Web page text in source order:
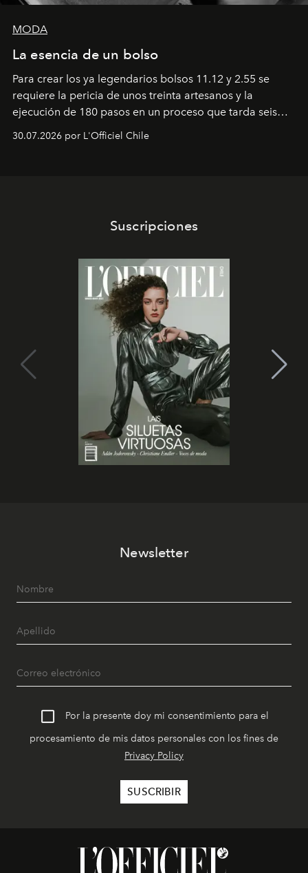
MODA
La esencia de un bolso
Para crear los ya legendarios bolsos 11.12 y 2.55 se
requiere la pericia de unos treinta artesanos y la
ejecución de 180 pasos en un proceso que tarda seis
semanas. Los expertos ponen en práctica una técnica
que se enseña solamente en la escuela de formación de
30.07.2026 por L'Officiel Chile
Suscripciones
Newsletter
Por la presente doy mi consentimiento para el
procesamiento de mis datos personales con los fines de
Privacy Policy